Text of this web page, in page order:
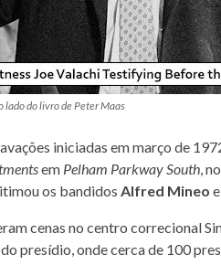
lado do livro de Peter Maas
iniciadas em março de
em Pelham Parkway South ,
os bandidos Alfred Mineo e
cenas no centro correcional
presídio, onde cerca de 100